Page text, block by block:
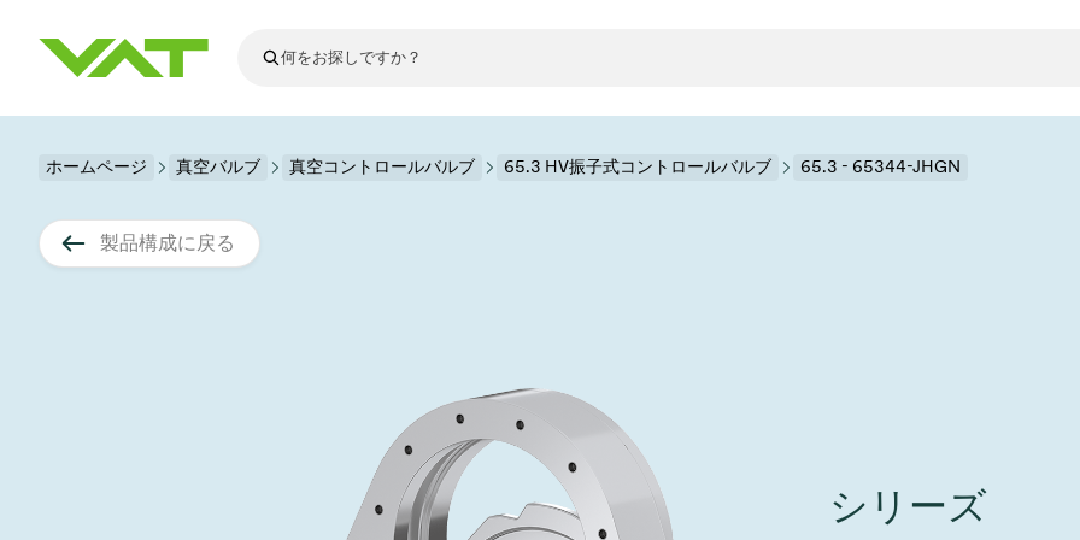
最新ニュース すべてのニュースを見る
Semicon India 2026で精密技術
9月 2, 2026 イベント情報
Semicon Taiwan 2026で精密技
VAT Media Release on
VATについて
真空バルブ
真空ゲートバルブ
真空アングルバルブ、インラインバルブ、シリンダーバルブ
真空バタフライバルブ
真空振り子式バルブ
真空モジュール
基板搬送
サブファブシステム
スパッタリング
薄膜封止(CVD)
OLED 蒸着
科学機器と医学
コーティング
産業分野
真空輸送
バッテリー製造
結晶成長
発電
サブファブシステム
高エネルギー物理学
標準修理サービス
固定価格修理サービス
VATサービスセンター
Shares and debt
コーポレートガバナンス
General Meeting
Event calendar
ホームページ 真空バルブ 真空コントロールバルブ 65.3 HV振子式コントロールバルブ 65.3 - 65344-JHGN
製品構成に戻る
シリーズ